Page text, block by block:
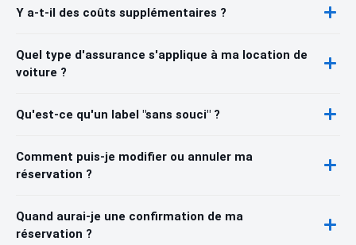
Y a-t-il des coûts supplémentaires ?
Quel type d'assurance s'applique à ma location de
voiture ?
Qu'est-ce qu'un label "sans souci" ?
Comment puis-je modifier ou annuler ma
réservation ?
Quand aurai-je une confirmation de ma
réservation ?